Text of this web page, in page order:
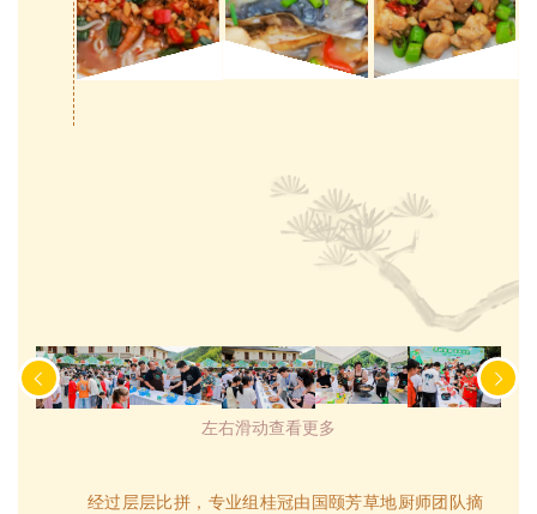
左右滑动查看更多
经过层层比拼，专业组桂冠由国颐芳草地厨师团队摘